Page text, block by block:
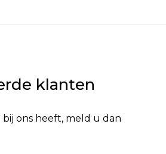
klanten
ons heeft, meld u dan